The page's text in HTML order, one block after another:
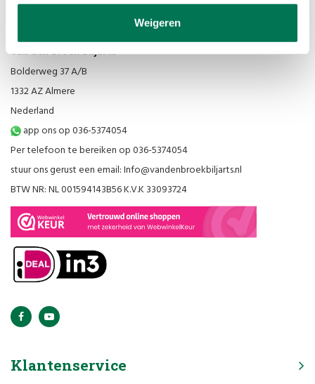
Weigeren
Van den Broek Biljarts staat voor kwaliteit, vakmanschap en service.
Van den Broek Biljarts
Bolderweg 37 A/B
1332 AZ Almere
Nederland
app ons op 036-5374054
Per telefoon te bereiken op 036-5374054
stuur ons gerust een email:Info@vandenbroekbiljarts.nl
BTW NR: NL 001594143B56 K.V.K 33093724
Klantenservice